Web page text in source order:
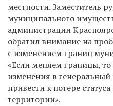
местности. Заместитель
муниципального
администрации
обратил внимание на
с изменением границ
«Если меняем границы, то
изменения в
привести к потере
территории».